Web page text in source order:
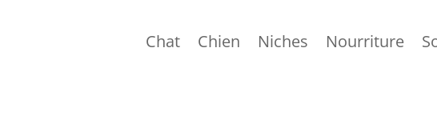
Chat Chien Niches Nourriture